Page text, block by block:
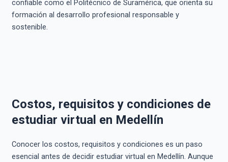
confiable como el Politécnico de Suramérica, que orienta su
formación al desarrollo profesional responsable y
sostenible.
Costos, requisitos y condiciones de
estudiar virtual en Medellín
Conocer los costos, requisitos y condiciones es un paso
esencial antes de decidir estudiar virtual en Medellín. Aunque